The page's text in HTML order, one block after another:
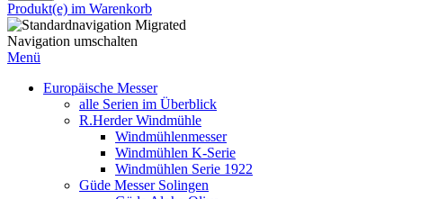
Produkt(e) im Warenkorb
Navigation umschalten
Menü
Europäische Messer
alle Serien im Überblick
R.Herder Windmühle
Windmühlenmesser
Windmühlen K-Serie
Windmühlen Serie 1922
Güde Messer Solingen